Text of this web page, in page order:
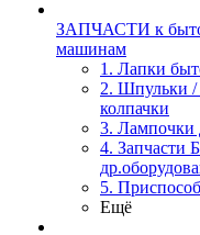
ЗАПЧАСТИ к
машинам
1. Лапки
2. Шпульки
колпачки
3.
4.
5.
Ещё